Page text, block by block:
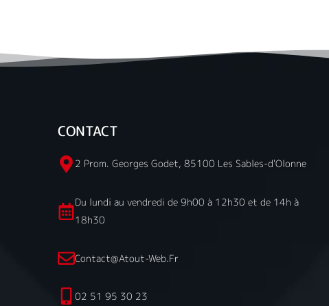
CONTACT
2 Prom. Georges Godet, 85100 Les Sables-d'Olonne
Du lundi au vendredi de 9h00 à 12h30 et de 14h à
18h30
Contact@atout-Web.fr
02 51 95 30 23